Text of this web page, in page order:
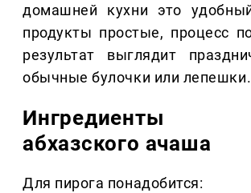
домашней кухни это
продукты простые, процесс
результат выглядит
обычные булочки или лепешки.
абхазского ачаша
Для пирога понадобится: